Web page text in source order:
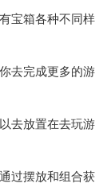
宝箱各种不同样
去完成更多的游
去放置在去玩游
过摆放和组合获